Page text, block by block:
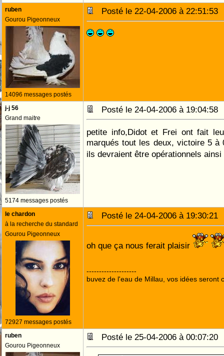
ruben
Gourou Pigeonneux
14096 messages postés
Posté le 22-04-2006 à
j-j 56
Grand maitre
5174 messages postés
Posté le 24-04-2006 à
petite info,Didot et Frei ont fait
marqués tout les deux, victoire 5 à
ils devraient être opérationnels
le chardon
à la recherche du standard
Gourou Pigeonneux
72927 messages postés
Posté le 24-04-2006 à
oh que ça nous ferait plaisir
--------------------
buvez de l'eau de Millau, vos idées seront
ruben
Gourou Pigeonneux
Posté le 25-04-2006 à